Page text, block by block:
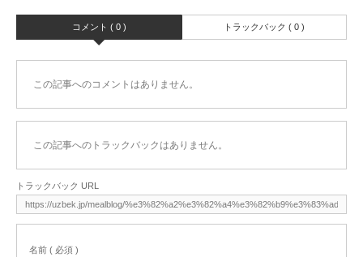
コメント ( 0 ) トラックバック ( 0 )
この記事へのコメントはありません。
この記事へのトラックバックはありません。
トラックバック URL
名前 ( 必須 )